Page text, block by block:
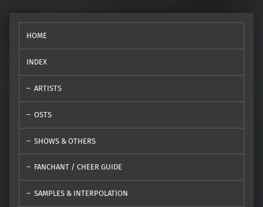
HOME
INDEX
ARTISTS
OSTS
SHOWS & OTHERS
FANCHANT / CHEER GUIDE
SAMPLES & INTERPOLATION